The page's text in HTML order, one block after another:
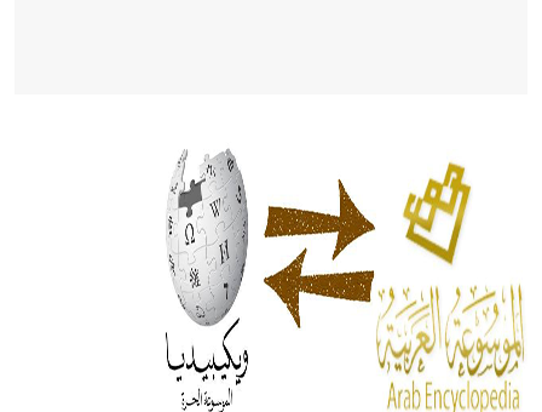
الحكم، الأدلة، تنظيم التغذية، ورسالته في جروح الرأس. ويعود
له الفضل بأنه حرر الطب من الدين والفلسفة.
- هل تعلم أن المرجان إفراز حيواني يتكون في البحر ويتركب
من مادة كربونات الكلسيوم، وهو أحمر أو شديد الحمرة وهو
أجود أنواعه، ويمتاز بكبر الحجم ويسمى الش